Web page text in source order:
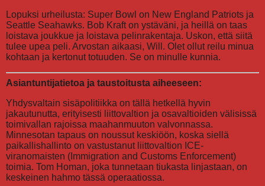
Lopuksi urheilusta: Super Bowl on New England Patriots ja
Seattle Seahawks. Bob Kraft on ystäväni, ja heillä on taas
loistava joukkue ja loistava pelinrakentaja. Uskon, että siitä
tulee upea peli. Arvostan aikaasi, Will. Olet ollut reilu minua
kohtaan ja kertonut totuuden. Se on minulle kunnia.
Asiantuntijatietoa ja taustoitusta aiheeseen:
Yhdysvaltain sisäpolitiikka on tällä hetkellä hyvin
jakautunutta, erityisesti liittovaltion ja osavaltioiden välisissä
toimivallan rajoissa maahanmuuton valvonnassa.
Minnesotan tapaus on noussut keskiöön, koska siellä
paikallishallinto on vastustanut liittovaltion ICE-
viranomaisten (Immigration and Customs Enforcement)
toimia. Tom Homan, joka tunnetaan tiukasta linjastaan, on
keskeinen hahmo tässä operaatiossa.